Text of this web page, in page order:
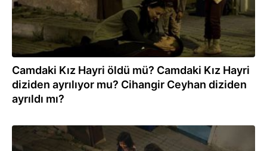
Camdaki Kız Hayri öldü mü? Camdaki Kız Hayri
diziden ayrılıyor mu? Cihangir Ceyhan diziden
ayrıldı mı?
09.06.2023